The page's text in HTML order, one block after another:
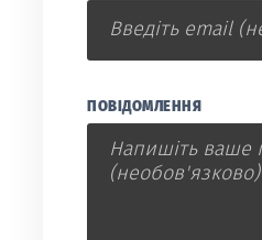
ПОВІДОМЛЕННЯ